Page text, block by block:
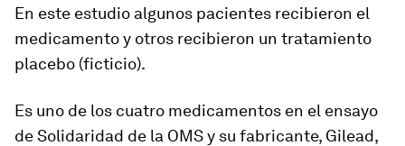
En este estudio algunos pacientes recibieron el
medicamento y otros recibieron un tratamiento
placebo (ficticio).
Es uno de los cuatro medicamentos en el ensayo
de Solidaridad de la OMSy su fabricante, Gilead,